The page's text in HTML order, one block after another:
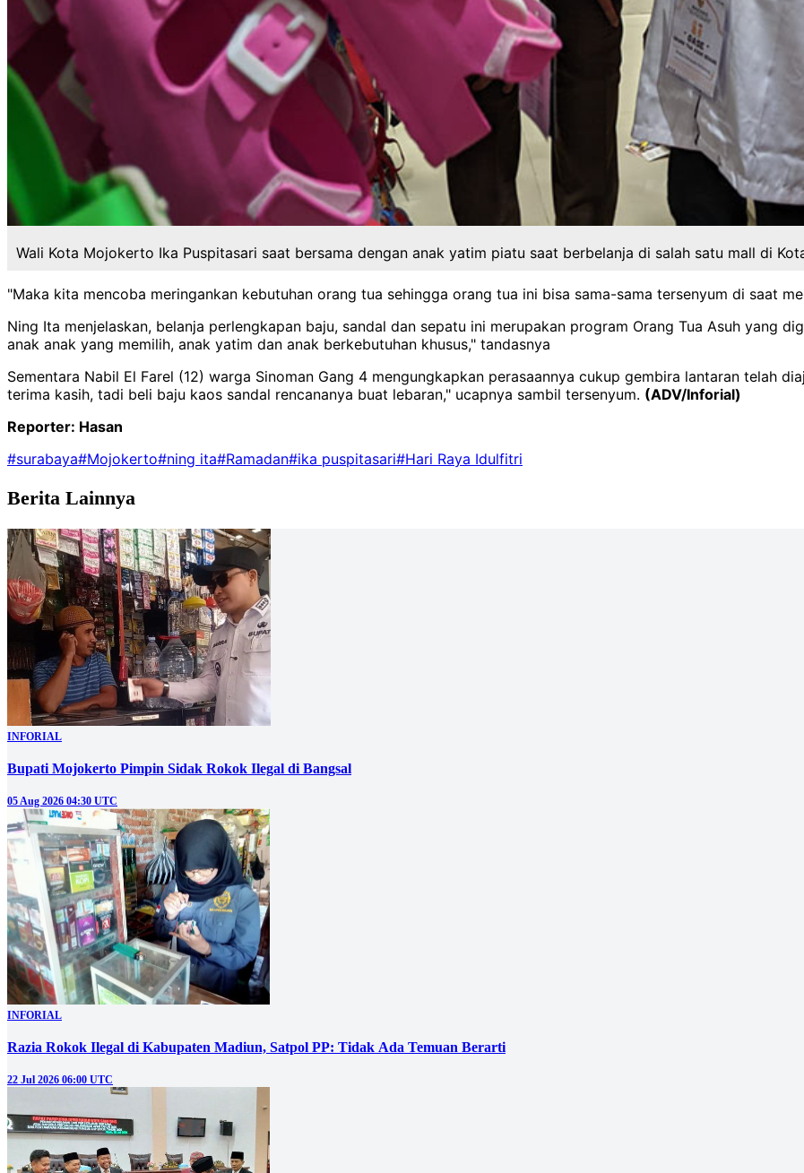
Wali Kota Mojokerto Ika Puspitasari saat bersama dengan anak yatim piatu saat berbelanja di salah satu mall di
"Maka kita mencoba meringankan kebutuhan orang tua sehingga orang tua ini bisa sama-sama tersenyum di saat
Ning Ita menjelaskan, belanja perlengkapan baju, sandal dan sepatu ini merupakan program Orang Tua Asuh yang
anak anak yang memilih, anak yatim dan anak berkebutuhan khusus," tandasnya
Sementara Nabil El Farel (12) warga Sinoman Gang 4 mengungkapkan perasaannya cukup gembira lantaran telah
terima kasih, tadi beli baju kaos sandal rencananya buat lebaran," ucapnya sambil tersenyum. (ADV/Inforial)
Reporter: Hasan
#surabaya#Mojokerto#ning ita#Ramadan#ika puspitasari#Hari Raya Idulfitri
Berita Lainnya
INFORIAL
Bupati Mojokerto Pimpin Sidak Rokok Ilegal di Bangsal
05 Aug 2026 04:30 UTC
INFORIAL
Razia Rokok Ilegal di Kabupaten Madiun, Satpol PP: Tidak Ada Temuan Berarti
22 Jul 2026 06:00 UTC